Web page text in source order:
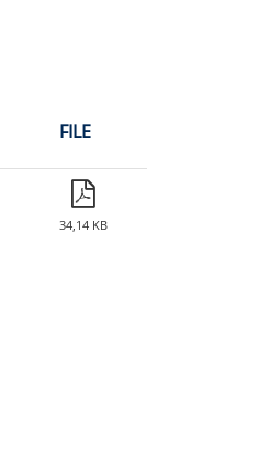
FILE
34,14 KB